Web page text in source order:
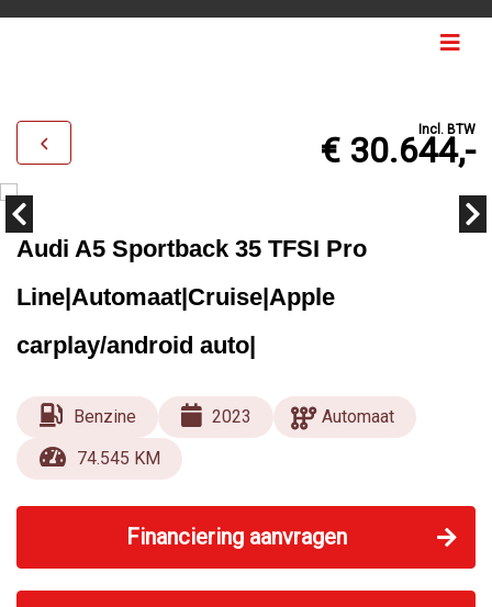
Incl. BTW
€ 30.644,-
Audi A5 Sportback 35 TFSI Pro
Line|Automaat|Cruise|Apple
carplay/android auto|
Benzine 2023
Automaat
74.545 KM
Financiering aanvragen